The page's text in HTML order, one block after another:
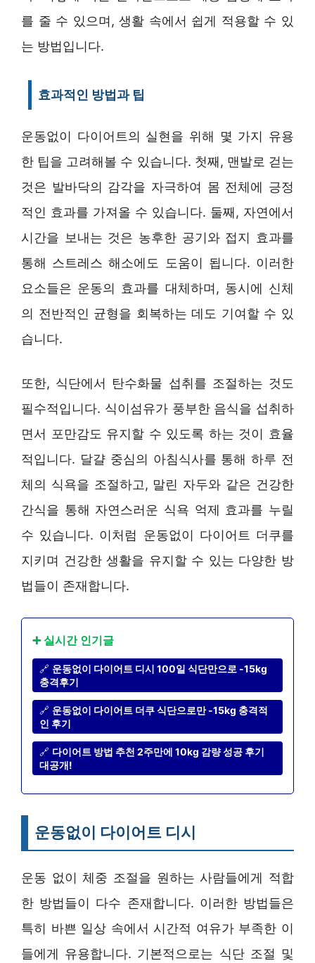
를 줄 수 있으며, 생활 속에서 쉽게 적용할 수 있
는 방법입니다.
효과적인 방법과 팁
운동없이 다이어트의 실현을 위해 몇 가지 유용
한 팁을 고려해볼 수 있습니다. 첫째, 맨발로 걷는
것은 발바닥의 감각을 자극하여 몸 전체에 긍정
적인 효과를 가져올 수 있습니다. 둘째, 자연에서
시간을 보내는 것은 농후한 공기와 접지 효과를
통해 스트레스 해소에도 도움이 됩니다. 이러한
요소들은 운동의 효과를 대체하며, 동시에 신체
의 전반적인 균형을 회복하는 데도 기여할 수 있
습니다.
또한, 식단에서 탄수화물 섭취를 조절하는 것도
필수적입니다. 식이섬유가 풍부한 음식을 섭취하
면서 포만감도 유지할 수 있도록 하는 것이 효율
적입니다. 달걀 중심의 아침식사를 통해 하루 전
체의 식욕을 조절하고, 말린 자두와 같은 건강한
간식을 통해 자연스러운 식욕 억제 효과를 누릴
수 있습니다. 이처럼 운동없이 다이어트 더쿠를
지키며 건강한 생활을 유지할 수 있는 다양한 방
법들이 존재합니다.
➕ 실시간 인기글
🔗 운동없이 다이어트 디시 100일 식단만으로 -15kg
충격후기
🔗 운동없이 다이어트 더쿠 식단으로만 -15kg 충격적
인 후기
🔗 다이어트 방법 추천 2주만에 10kg 감량 성공 후기
대공개!
운동없이 다이어트 디시
운동 없이 체중 조절을 원하는 사람들에게 적합
한 방법들이 다수 존재합니다. 이러한 방법들은
특히 바쁜 일상 속에서 시간적 여유가 부족한 이
들에게 유용합니다. 기본적으로는 식단 조절 및